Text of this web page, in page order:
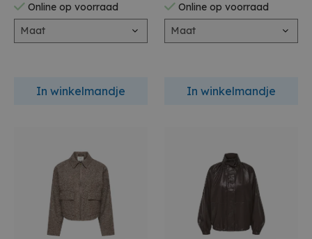
Online op voorraad
Maat
In winkelmandje
Online op voorraad
Maat
In winkelmandje